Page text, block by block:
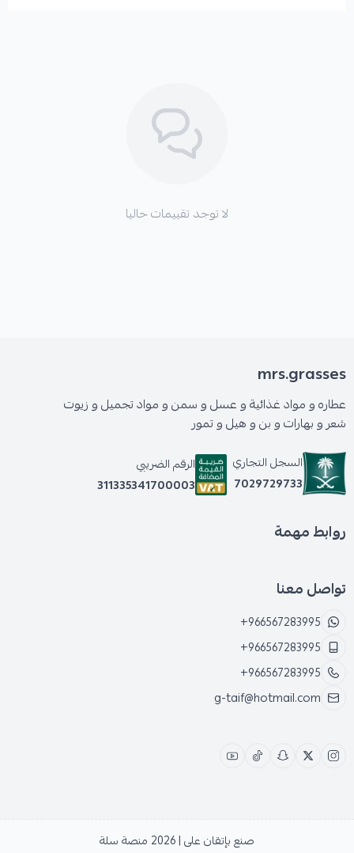
لا توجد تقييمات حاليا
mrs.grasses
عطاره و مواد غذائية و عسل و سمن و مواد تجميل و زيوت
شعر و بهارات و بن و هيل و تمور
السجل التجاري
7029729733
الرقم الضريبي
311335341700003
روابط مهمة
تواصل معنا
+966567283995
+966567283995
+966567283995
g-taif@hotmail.com
صنع بإتقان على | 2026 منصة سلة